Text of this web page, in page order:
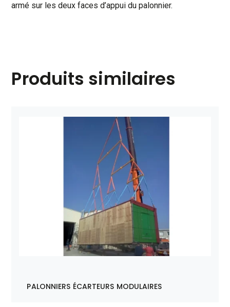
armé sur les deux faces d’appui du palonnier.
Produits similaires
PALONNIERS ÉCARTEURS MODULAIRES